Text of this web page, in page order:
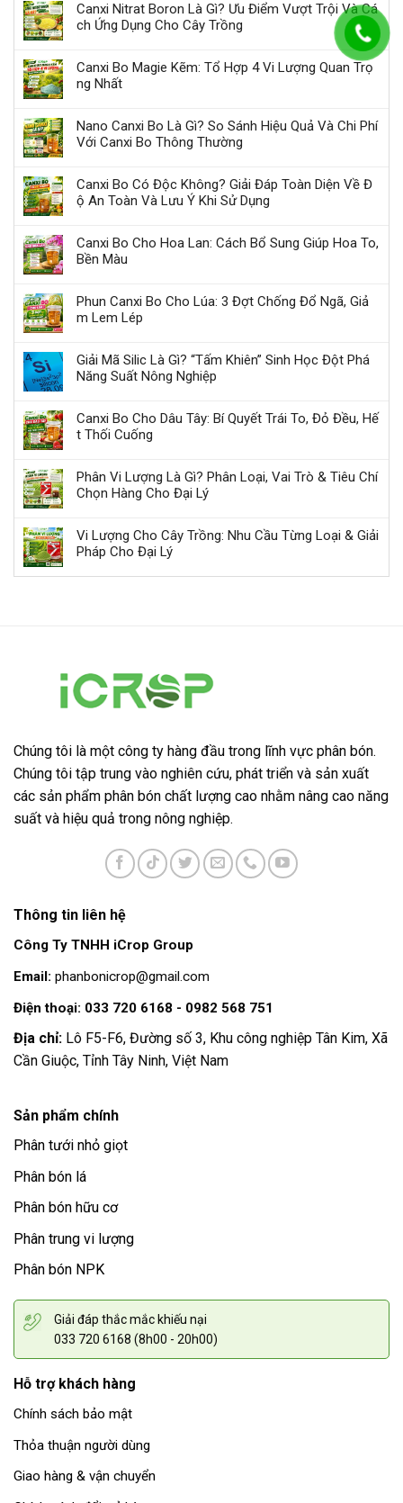
Canxi Nitrat Boron Là Gì? Ưu Điểm Vượt Trội Và Cá
ch Ứng Dụng Cho Cây Trồng
Canxi Bo Magie Kẽm: Tổ Hợp 4 Vi Lượng Quan Trọ
ng Nhất
Nano Canxi Bo Là Gì? So Sánh Hiệu Quả Và Chi Phí
Với Canxi Bo Thông Thường
Canxi Bo Có Độc Không? Giải Đáp Toàn Diện Về Đ
ộ An Toàn Và Lưu Ý Khi Sử Dụng
Canxi Bo Cho Hoa Lan: Cách Bổ Sung Giúp Hoa To,
Bền Màu
Phun Canxi Bo Cho Lúa: 3 Đợt Chống Đổ Ngã, Giả
m Lem Lép
Giải Mã Silic Là Gì? “Tấm Khiên” Sinh Học Đột Phá
Năng Suất Nông Nghiệp
Canxi Bo Cho Dâu Tây: Bí Quyết Trái To, Đỏ Đều, Hế
t Thối Cuống
Phân Vi Lượng Là Gì? Phân Loại, Vai Trò & Tiêu Chí
Chọn Hàng Cho Đại Lý
Vi Lượng Cho Cây Trồng: Nhu Cầu Từng Loại & Giải
Pháp Cho Đại Lý
Chúng tôi là một công ty hàng đầu trong lĩnh vực phân bón.
Chúng tôi tập trung vào nghiên cứu, phát triển và sản xuất
các sản phẩm phân bón chất lượng cao nhằm nâng cao năng
suất và hiệu quả trong nông nghiệp.
Thông tin liên hệ
Công Ty TNHH iCrop Group
Email: phanbonicrop@gmail.com
Điện thoại: 033 720 6168 - 0982 568 751
Địa chỉ: Lô F5-F6, Đường số 3, Khu công nghiệp Tân Kim, Xã
Cần Giuộc, Tỉnh Tây Ninh, Việt Nam
Sản phẩm chính
Phân tưới nhỏ giọt
Phân bón lá
Phân bón hữu cơ
Phân trung vi lượng
Phân bón NPK
Giải đáp thắc mắc khiếu nại
033 720 6168 (8h00 - 20h00)
Hỗ trợ khách hàng
Chính sách bảo mật
Thỏa thuận người dùng
Giao hàng & vận chuyển